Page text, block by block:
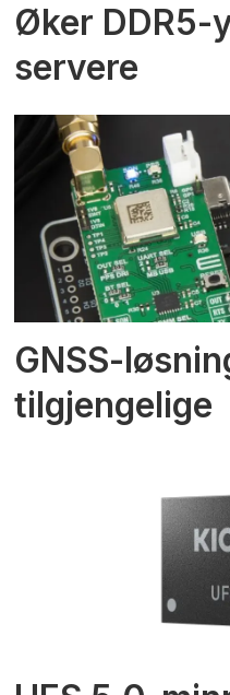
Øker DDR5-
servere
GNSS-
tilgjengelige